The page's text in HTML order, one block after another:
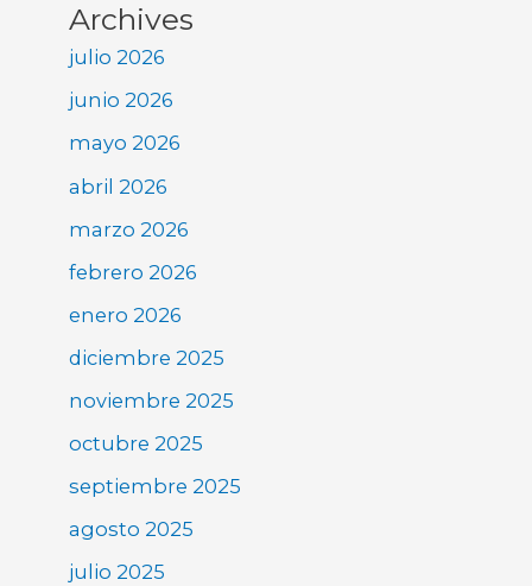
Archives
julio 2026
junio 2026
mayo 2026
abril 2026
marzo 2026
febrero 2026
enero 2026
diciembre 2025
noviembre 2025
octubre 2025
septiembre 2025
agosto 2025
julio 2025